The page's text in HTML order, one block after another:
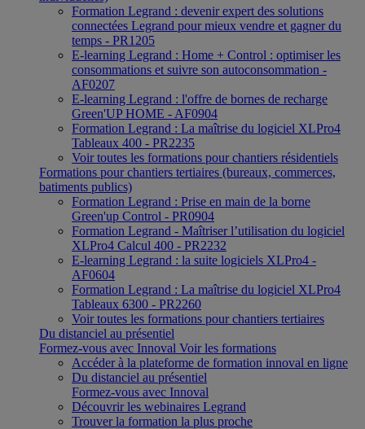
Formation Legrand : devenir expert des solutions
connectées Legrand pour mieux vendre et gagner du
temps - PR1205
E-learning Legrand : Home + Control : optimiser les
consommations et suivre son autoconsommation -
AF0207
E-learning Legrand : l'offre de bornes de recharge
Green'UP HOME - AF0904
Formation Legrand : La maîtrise du logiciel XLPro4
Tableaux 400 - PR2235
Voir toutes les formations pour chantiers résidentiels
Formations pour chantiers tertiaires (bureaux, commerces,
batiments publics)
Formation Legrand : Prise en main de la borne
Green'up Control - PR0904
Formation Legrand - Maîtriser l’utilisation du logiciel
XLPro4 Calcul 400 - PR2232
E-learning Legrand : la suite logiciels XLPro4 -
AF0604
Formation Legrand : La maîtrise du logiciel XLPro4
Tableaux 6300 - PR2260
Voir toutes les formations pour chantiers tertiaires
Du distanciel au présentiel
Formez-vous avec Innoval Voir les formations
Accéder à la plateforme de formation innoval en ligne
Du distanciel au présentiel
Formez-vous avec Innoval
Découvrir les webinaires Legrand
Trouver la formation la plus proche